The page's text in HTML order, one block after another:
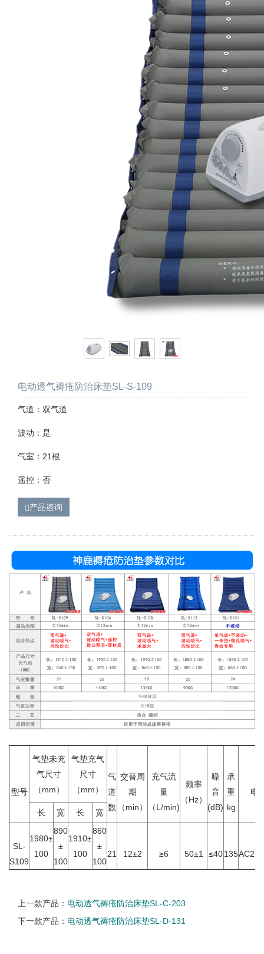
电动透气褥疮防治床垫SL-S-109
气道：双气道
波动：是
气室：21根
遥控：否
产品咨询
型号
气垫未充
气尺寸
（mm）
气垫充气
尺寸
（mm）
气
道
数
交替周
期
（min）
充气流
量
（L/min)
频率
（Hz）
噪
音
(dB)
承
重
kg
电
长 宽 长 宽
SL-
S109
1980±
100
890
±
100
1910±
100
860
±
100
21 12±2 ≥6 50±1 ≤40 135
上一款产品： 电动透气褥疮防治床垫SL-C-203
下一款产品： 电动透气褥疮防治床垫SL-D-131